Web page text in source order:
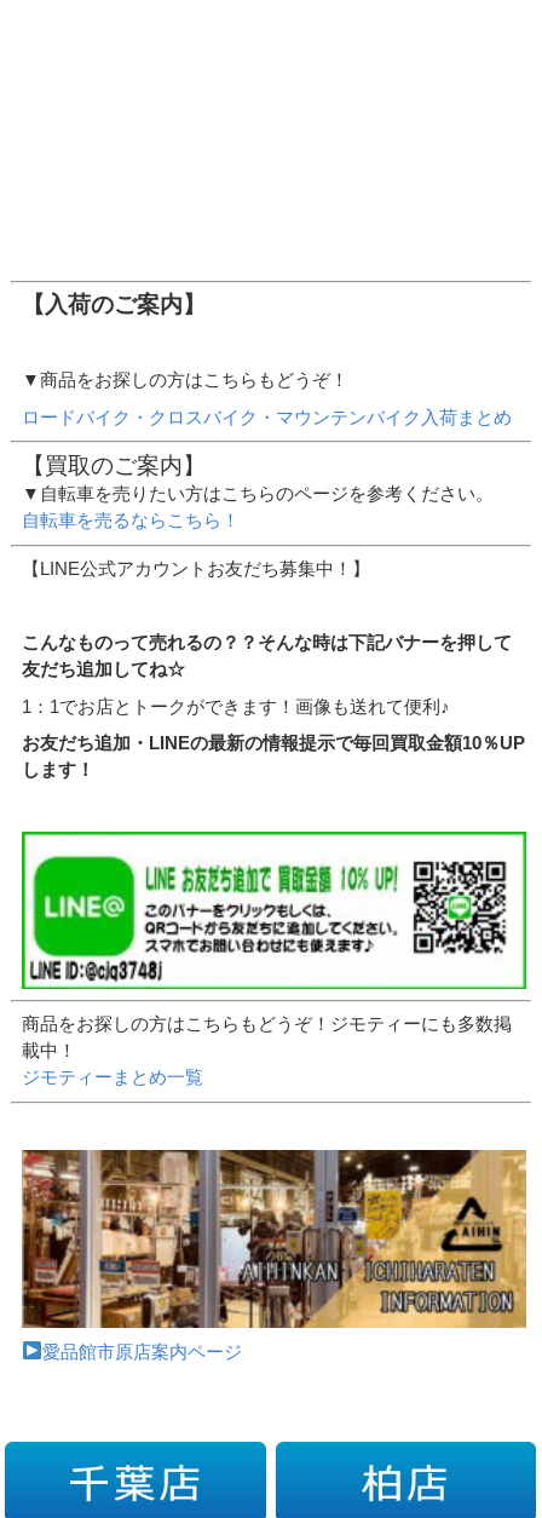
【入荷のご案内】
▼商品をお探しの方はこちらもどうぞ！
ロードバイク・クロスバイク・マウンテンバイク入荷まとめ
【買取のご案内】
▼自転車を売りたい方はこちらのページを参考ください。
自転車を売るならこちら！
【LINE公式アカウントお友だち募集中！】
こんなものって売れるの？？そんな時は下記バナーを押して
友だち追加してね☆
1：1でお店とトークができます！画像も送れて便利♪
お友だち追加・LINEの最新の情報提示で毎回買取金額10％UP
します！
商品をお探しの方はこちらもどうぞ！ジモティーにも多数掲
載中！
ジモティーまとめ一覧
愛品館市原店案内ページ